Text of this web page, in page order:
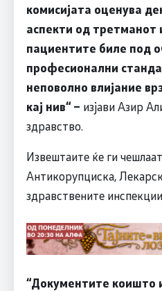
комисијата оценува
аспекти од третманот
пациентите биле под
професионални
неповолно влијание
кај нив“ – изјави Азир
здравство.
Извештаите ќе ги
Антикорупциска,
здравствените
“Документите коишто